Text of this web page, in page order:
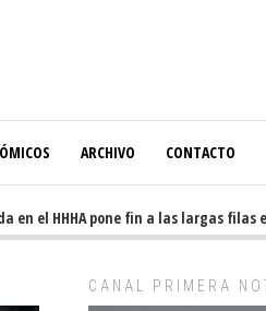
ARCHIVO CONTACTO
HHHA pone fin a las largas filas en el
CANAL PRIMERA